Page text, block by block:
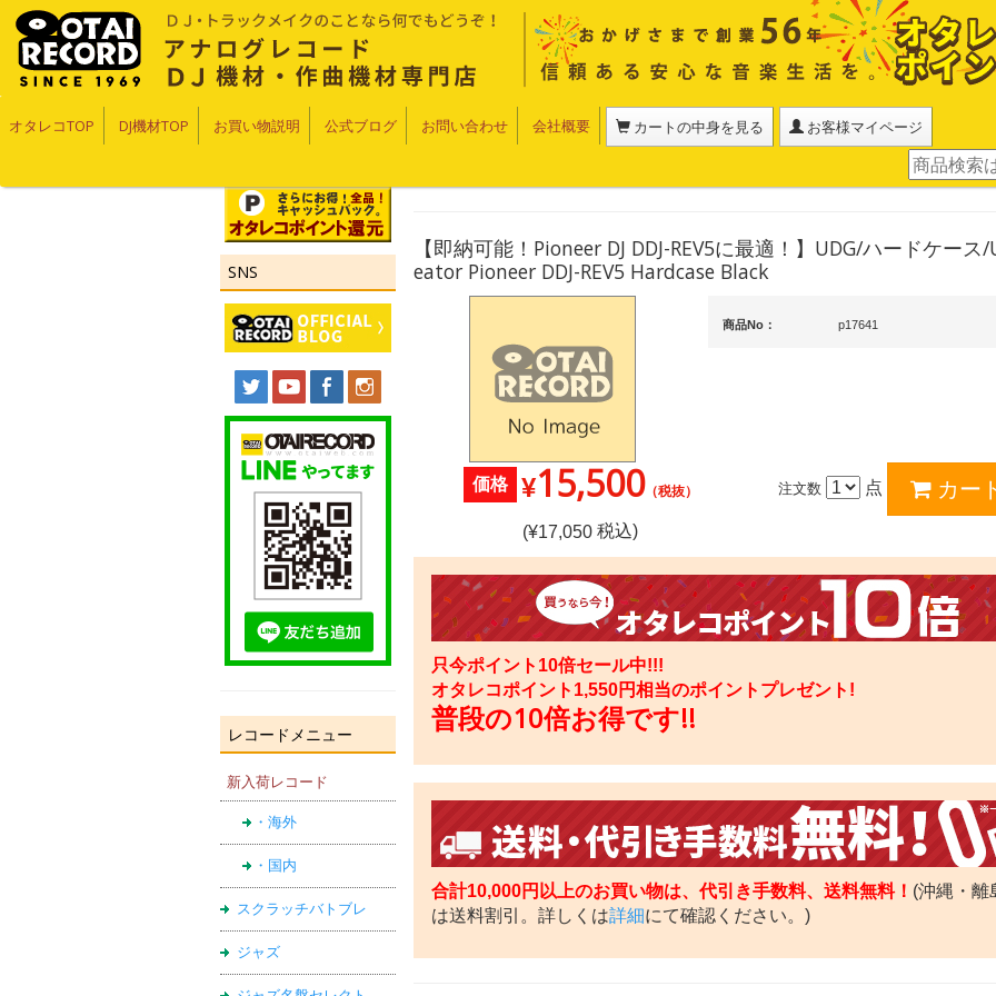
オタレコTOP DJ機材TOP お買い物説明 公式ブログ お問い合わせ 会社概要 カートの中身を見る お客様マイページ
SNS
レコードメニュー
新入荷レコード
・海外
・国内
スクラッチバトブレ
ジャズ
【即納可能！Pioneer DJ DDJ-REV5に最適！】UDG/ハードケース
eator Pioneer DDJ-REV5 Hardcase Black
商品No： p17641
価格 ¥15,500（税抜）
(¥17,050 税込)
注文数 点
只今ポイント10倍セール中!!!
オタレコポイント 1,550円相当のポイントプレゼント!
普段の10倍お得です!!
合計10,000円以上のお買い物は、代引き手数料、送料無料！ (沖縄・離
は送料割引。詳しくは詳細にて確認ください。)